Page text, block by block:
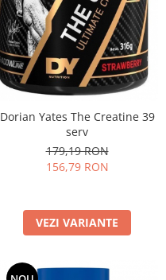
Dorian Yates The Creatine 39
serv
179,19 RON
156,79 RON
VEZI VARIANTE